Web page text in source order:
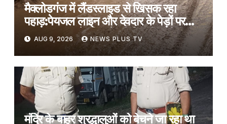
मैक्लोडगंज में लैंडस्लाइड से खिसक रहा
पहाड़:पेयजल लाइन और देवदार के पेड़ों पर
खतरा; सड़क के किनारे की मिट्टी धंसी
AUG 9, 2026 NEWS PLUS TV
मंदिर के बाहर श्रद्धालुओं को बेचने जा रहा था